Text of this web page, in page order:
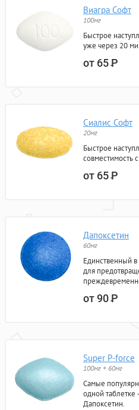
Виагра Софт
100мг
Быстрое
уже через 20
от 65Р
Сиалис Софт
20мг
Быстрое
совместимость
от 65Р
Дапоксетин
60мг
Единственный
для
от 90Р
Super P-force
100мг + 60мг
Самые
одной таблетке
Дапоксетин.